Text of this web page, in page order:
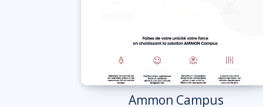
Ammon Campus